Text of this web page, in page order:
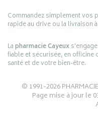
Commandez simplement vos
rapide au drive ou la livraison
Lapharmacie Cayeux
fiable et sécurisée, en officine
santé et de votre bien-être.
© 1991-2026
Page mise à jour le